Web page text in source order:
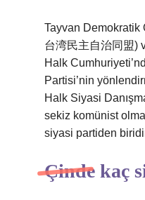
Tayvan Demokratik
台湾民主自治同盟)
Halk
Partisi’nin
Halk Siyasi
sekiz komünist
siyasi partiden
Çinde kaç